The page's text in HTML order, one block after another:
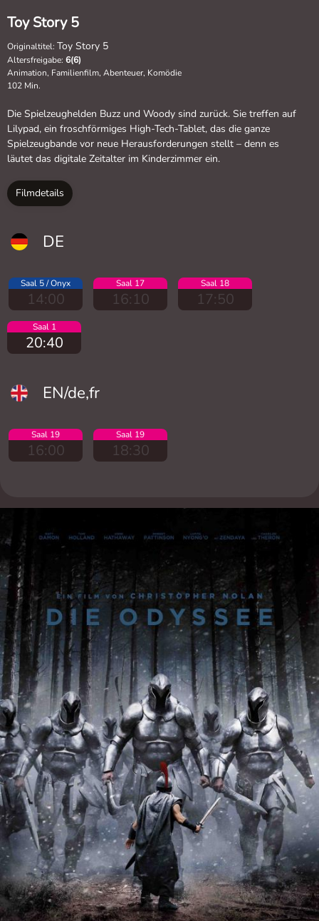
Toy Story 5
Originaltitel: Toy Story 5
Altersfreigabe: 6(6)
Animation, Familienfilm, Abenteuer, Komödie
102 Min.
Die Spielzeughelden Buzz und Woody sind zurück. Sie treffen auf
Lilypad, ein froschförmiges High-Tech-Tablet, das die ganze
Spielzeugbande vor neue Herausforderungen stellt – denn es
läutet das digitale Zeitalter im Kinderzimmer ein.
Filmdetails
DE
Saal 5 / Onyx
14:00
Saal 17
16:10
Saal 18
17:50
Saal 1
20:40
EN/de,fr
Saal 19
16:00
Saal 19
18:30